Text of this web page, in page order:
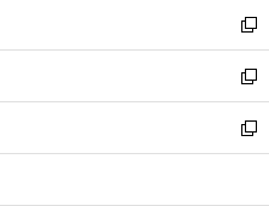
く
で
開
く
ド
ウ
で
開
く
ィ
ン
ド
ウ
で
開
い
ウ
ィ
ン
ド
ウ
新
し
い
ウ
ィ
ン
新
し
い
ウ
新
し